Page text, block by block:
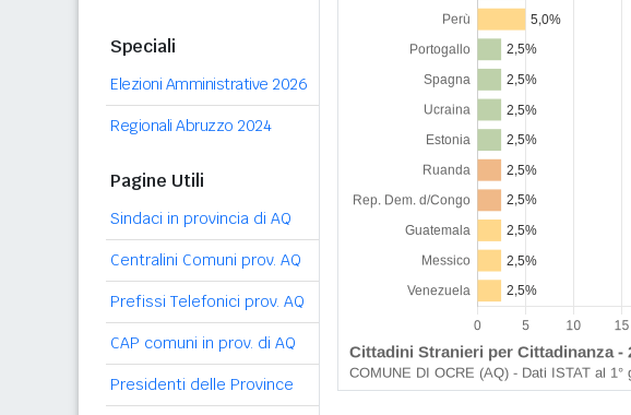
Speciali
Elezioni Amministrative 2026
Regionali Abruzzo 2024
Pagine Utili
Sindaci in provincia di AQ
Centralini Comuni prov. AQ
Prefissi Telefonici prov. AQ
CAP comuni in prov. di AQ
Presidenti delle Province